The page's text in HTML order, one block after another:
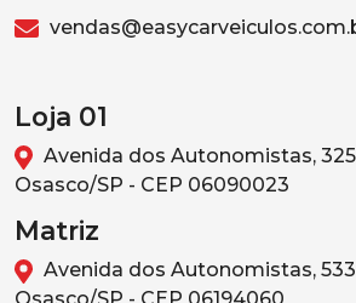
Loja 01
Avenida dos Autonomistas,
Osasco/SP - CEP 06090023
Matriz
Avenida dos Autonomistas,